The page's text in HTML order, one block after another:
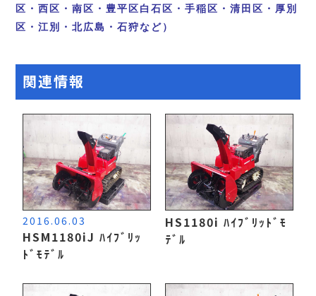
区・西区・南区・豊平区白石区・手稲区・清田区・厚別
区・江別・北広島・石狩など）
関連情報
2016.06.03
HSM1180iJ ﾊｲﾌﾞﾘｯ
ﾄﾞﾓﾃﾞﾙ
HS1180i ﾊｲﾌﾞﾘｯﾄﾞﾓ
ﾃﾞﾙ